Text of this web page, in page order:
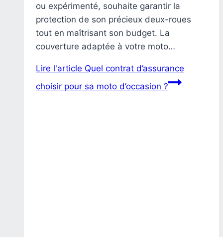
ou expérimenté, souhaite garantir la
protection de son précieux deux-roues
tout en maîtrisant son budget. La
couverture adaptée à votre moto…
Lire l'article Quel contrat d’assurance
choisir pour sa moto d’occasion ?